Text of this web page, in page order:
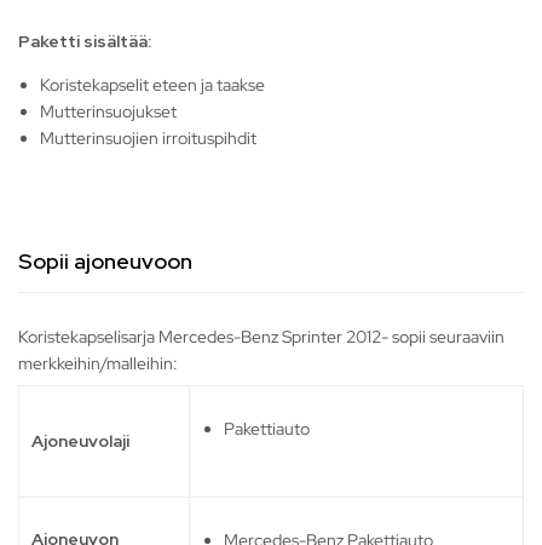
Paketti sisältää:
Koristekapselit eteen ja taakse
Mutterinsuojukset
Mutterinsuojien irroituspihdit
Sopii ajoneuvoon
Koristekapselisarja Mercedes-Benz Sprinter 2012- sopii seuraaviin
merkkeihin/malleihin:
Ajoneuvolaji
Pakettiauto
Ajoneuvon Mercedes-Benz Pakettiauto